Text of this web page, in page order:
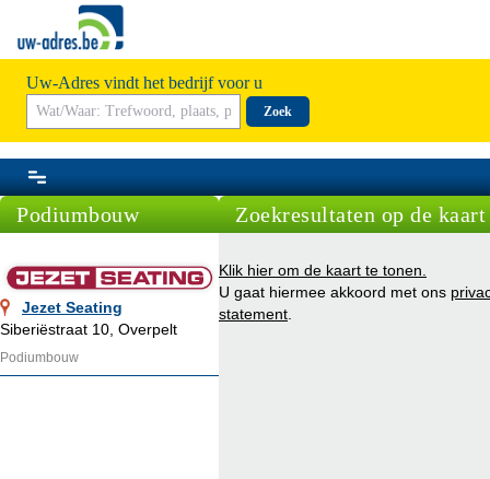
Uw-Adres vindt het bedrijf voor u
Zoek
Podiumbouw
Jezet Seating
Siberiëstraat 10, Overpelt
Podiumbouw
Zoekresultaten op de kaart
Klik hier om de kaart te tonen.
U gaat hiermee akkoord met ons
statement